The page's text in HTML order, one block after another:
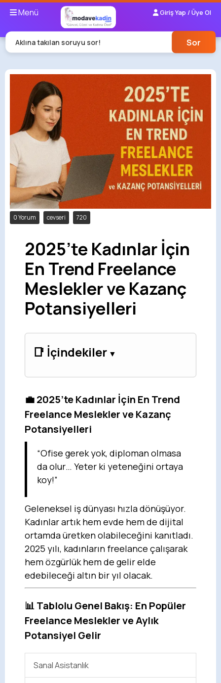
Menü Giriş Yap / Üye Ol
Aklına takılan soruyu sor! Sor
0 Yorum cevseri 720
2025’te Kadınlar İçin
En Trend Freelance
Meslekler ve Kazanç
Potansiyelleri
📑 İçindekiler
💼 2025’te Kadınlar İçin En Trend
Freelance Meslekler ve Kazanç
Potansiyelleri
“Ofise gerek yok, diploman olmasa
da olur… Yeter ki yeteneğini ortaya
koy!”
Geleneksel iş dünyası hızla dönüşüyor.
Kadınlar artık hem evde hem de dijital
ortamda üretken olabileceğini kanıtladı.
2025 yılı, kadınların freelance çalışarak
hem özgürlük hem de gelir elde
edebileceği altın bir yıl olacak.
📊 Tablolu Genel Bakış: En Popüler
Freelance Meslekler ve Aylık
Potansiyel Gelir
Sanal Asistanlık